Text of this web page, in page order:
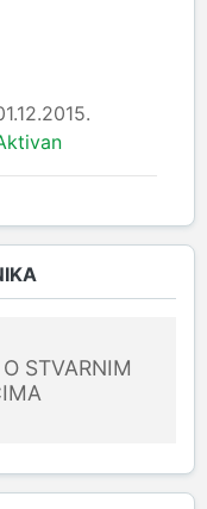
STVARNIM